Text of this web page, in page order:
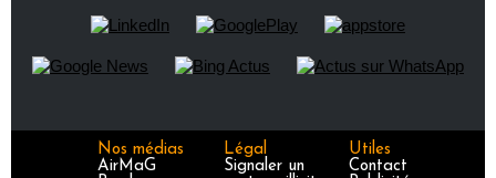
Nos médias
AirMaG
Légal
Signaler un
Utiles
Contact